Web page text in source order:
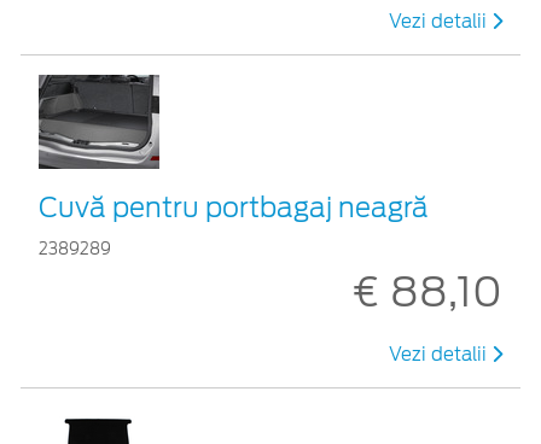
Vezi detalii
Cuvă pentru portbagaj neagră
2389289
€ 88,10
Vezi detalii